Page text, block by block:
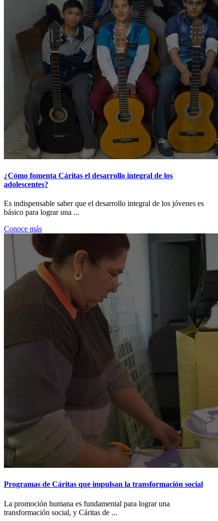
¿Cómo fomenta Cáritas el desarrollo integral de los
adolescentes?
Es indispensable saber que el desarrollo integral de los jóvenes es
básico para lograr una ...
Conoce más
Programas de Cáritas que impulsan la transformación social
La promoción humana es fundamental para lograr una
transformación social, y Cáritas de ...